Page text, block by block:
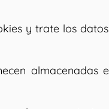
y trate los
almacenadas